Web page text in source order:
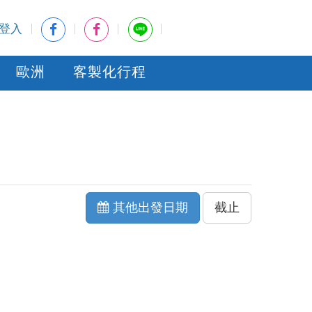
入
歐洲 客製化行程
其他出發日期 截止